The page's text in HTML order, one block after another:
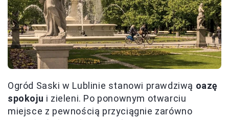
Ogród Saski w Lublinie stanowi prawdziwą oazę
spokoju i zieleni. Po ponownym otwarciu
miejsce z pewnością przyciągnie zarówno